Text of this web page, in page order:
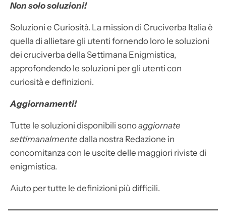
Non solo soluzioni!
Soluzioni e Curiosità. La mission di Cruciverba Italia è
quella di allietare gli utenti fornendo loro le soluzioni
dei cruciverba della Settimana Enigmistica,
approfondendo le soluzioni per gli utenti con
curiosità e definizioni.
Aggiornamenti!
Tutte le soluzioni disponibili sonoaggiornate
settimanalmente dalla nostra Redazione in
concomitanza con le uscite delle maggiori riviste di
enigmistica.
Aiuto per tutte le definizioni più difficili.